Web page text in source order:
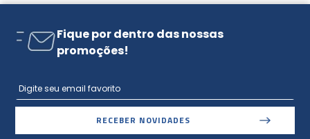
Fique por dentro das nossas
promoções!
RECEBER NOVIDADES